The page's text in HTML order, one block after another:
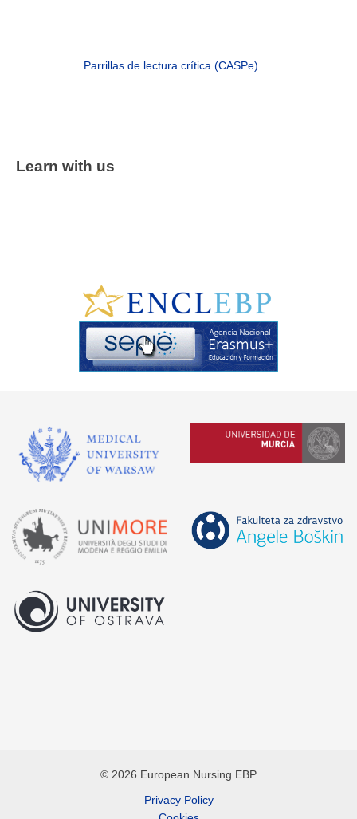
Parrillas de lectura crítica (CASPe)
Learn with us
© 2026 European Nursing EBP
Privacy Policy